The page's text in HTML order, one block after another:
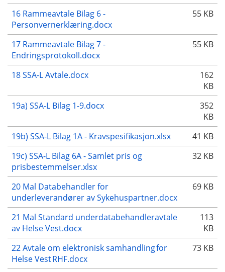
16 Rammeavtale Bilag 6 -
Personvernerklæring.docx
55 KB
17 Rammeavtale Bilag 7 -
Endringsprotokoll.docx
55 KB
18 SSA-L Avtale.docx
162
KB
19a) SSA-L Bilag 1-9.docx
352
KB
19b) SSA-L Bilag 1A - Kravspesifikasjon.xlsx
41 KB
19c) SSA-L Bilag 6A - Samlet pris og
prisbestemmelser.xlsx
32 KB
20 Mal Databehandler for
underleverandører av Sykehuspartner.docx
69 KB
21 Mal Standard underdatabehandleravtale
av Helse Vest.docx
113
KB
22 Avtale om elektronisk samhandling for
Helse Vest RHF.docx
73 KB